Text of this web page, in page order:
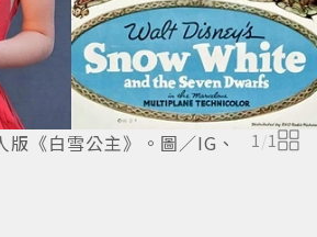
版《白雪公主》。圖／IG、
1/1